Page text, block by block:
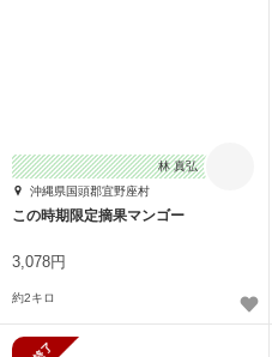
林 真弘
沖縄県国頭郡宜野座村
この時期限定摘果マンゴー
3,078円
約2キロ